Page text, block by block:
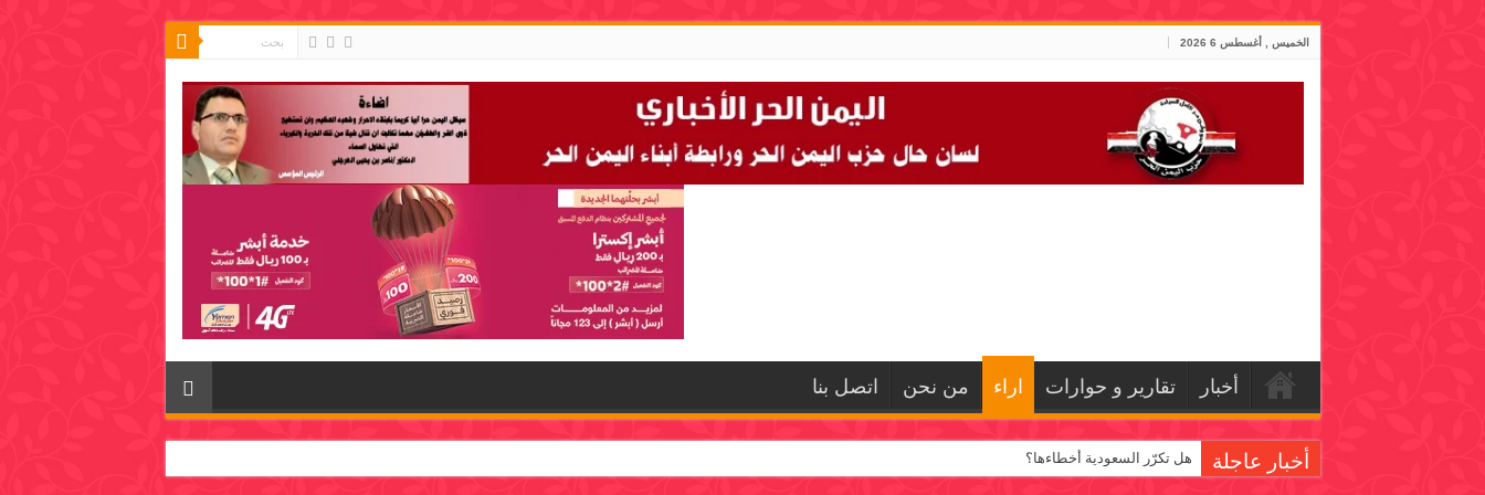
الخميس , أغسطس 6 2026
أخبار تقارير و حوارات اراء من نحن اتصل بنا
أخبار عاجلة هل تكرّر السعودية أخطاءها؟